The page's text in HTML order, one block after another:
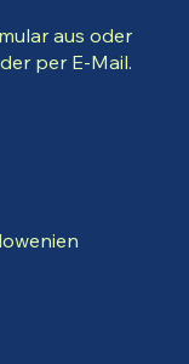
aus oder
per E-Mail.